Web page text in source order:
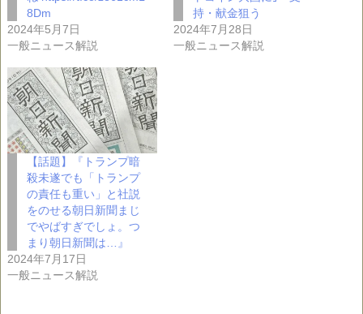
8Dm
2024年5月7日
一般ニュース解説
持・献金狙う
2024年7月28日
一般ニュース解説
【話題】『トランプ暗
殺未遂でも「トランプ
の責任も重い」と社説
をのせる朝日新聞まじ
でやばすぎでしょ。つ
まり朝日新聞は…』
2024年7月17日
一般ニュース解説